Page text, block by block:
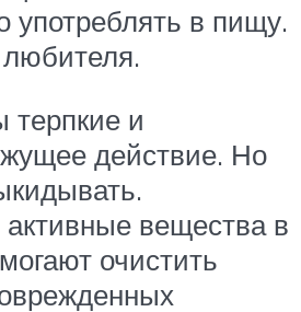
в пищу.
и
действие. Но
активные вещества в
очистить